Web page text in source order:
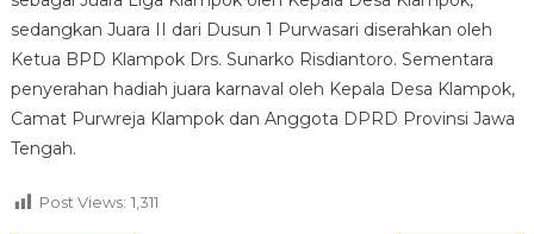
sedangkan Juara II dari Dusun 1 Purwasari diserahkan oleh
Ketua BPD Klampok Drs. Sunarko Risdiantoro. Sementara
penyerahan hadiah juara karnaval oleh Kepala Desa Klampok,
Camat Purwreja Klampok dan Anggota DPRD Provinsi Jawa
Tengah.
Post Views: 1,311